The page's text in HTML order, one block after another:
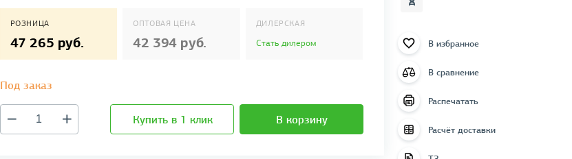
РОЗНИЦА
47 265 руб.
ОПТОВАЯ ЦЕНА
42 394 руб.
ДИЛЕРСКАЯ
Стать дилером
Под заказ
Купить в 1 клик В корзину
В избранное
В сравнение
Распечатать
Расчёт доставки